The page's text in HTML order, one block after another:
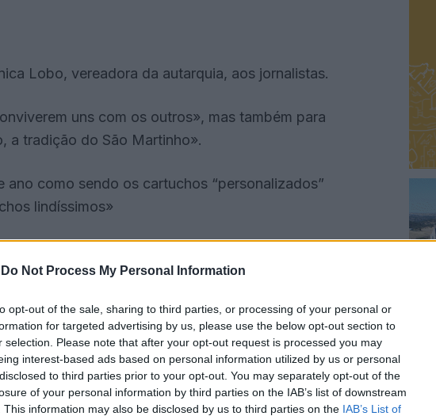
Do Not Process My Personal Information
opt-out of the sale, sharing to third parties, or processing of your personal or
for targeted advertising by us, please use the below opt-out section to
selection. Please note that after your opt-out request is processed you may
interest-based ads based on personal information utilized by us or personal
to third parties prior to your opt-out. You may separately opt-out of the
of your personal information by third parties on the IAB’s list of downstream
This information may also be disclosed by us to third parties on the IAB’s List of
Lobo, vereadora da autarquia, aos jornalistas.
uns com os outros», mas também para
a tradição do São Martinho».
como sendo os cartuchos “personalizados”
lindíssimos»
solicitado que cada criança trouxesse o seu
cartuchos reciclados e para puxar pela
Jardim de Infância e da Escola Básica de São
Jardim de Infância. À tarde, os mais novos